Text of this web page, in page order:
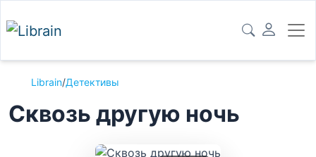
Librain/Детективы
Сквозь другую ночь